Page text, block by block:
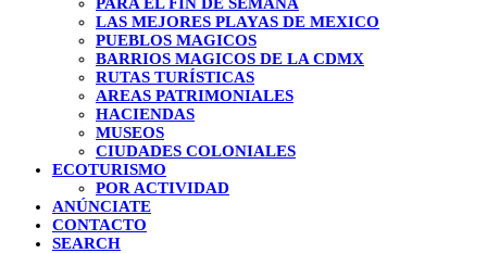
LAS MEJORES PLAYAS DE MEXICO
PUEBLOS MAGICOS
BARRIOS MAGICOS DE LA CDMX
RUTAS TURÍSTICAS
AREAS PATRIMONIALES
HACIENDAS
MUSEOS
CIUDADES COLONIALES
ECOTURISMO
POR ACTIVIDAD
ANÚNCIATE
CONTACTO
SEARCH